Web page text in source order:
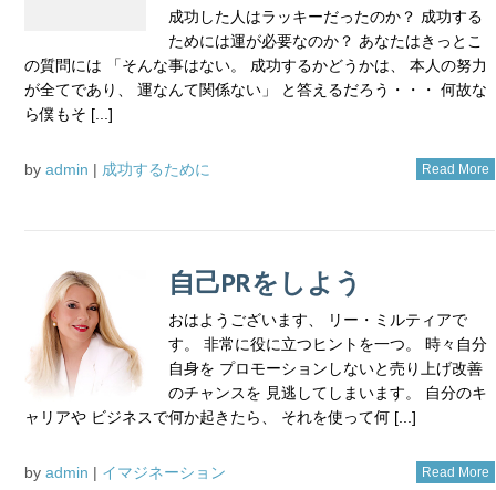
成功した人はラッキーだったのか？ 成功する
ためには運が必要なのか？ あなたはきっとこ
の質問には 「そんな事はない。 成功するかどうかは、 本人の努力
が全てであり、 運なんて関係ない」 と答えるだろう・・・ 何故な
ら僕もそ [...]
by admin | 成功するために Read More
自己PRをしよう
おはようございます、 リー・ミルティアで
す。 非常に役に立つヒントを一つ。 時々自分
自身を プロモーションしないと売り上げ改善
のチャンスを 見逃してしまいます。 自分のキ
ャリアや ビジネスで何か起きたら、 それを使って何 [...]
by admin | イマジネーション Read More